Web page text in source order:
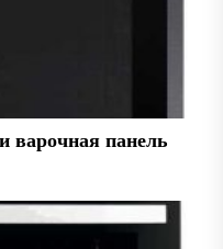
варочная панель